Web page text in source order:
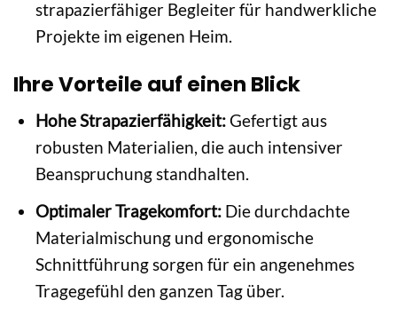
strapazierfähiger Begleiter für handwerkliche
Projekte im eigenen Heim.
Ihre Vorteile auf einen Blick
Hohe Strapazierfähigkeit:Gefertigt aus
robusten Materialien, die auch intensiver
Beanspruchung standhalten.
Optimaler Tragekomfort:Die durchdachte
Materialmischung und ergonomische
Schnittführung sorgen für ein angenehmes
Tragegefühl den ganzen Tag über.